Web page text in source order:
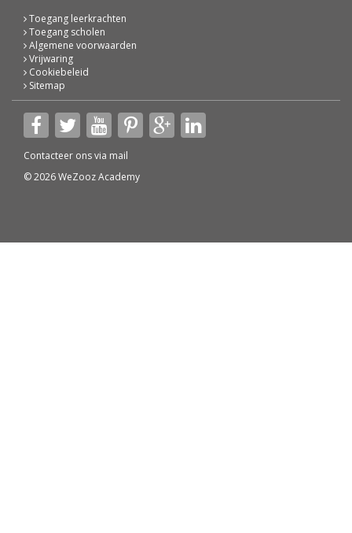
Toegang leerkrachten
Toegang scholen
Algemene voorwaarden
Vrijwaring
Cookiebeleid
Sitemap
Contacteer ons via mail
© 2026 WeZooz Academy